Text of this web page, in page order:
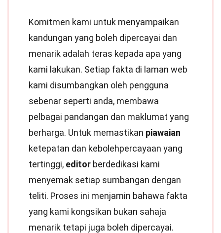
Komitmen kami untuk menyampaikan
kandungan yang boleh dipercayai dan
menarik adalah teras kepada apa yang
kami lakukan. Setiap fakta di laman web
kami disumbangkan oleh pengguna
sebenar seperti anda, membawa
pelbagai pandangan dan maklumat yang
berharga. Untuk memastikan piawaian
ketepatan dan kebolehpercayaan yang
tertinggi, editor berdedikasi kami
menyemak setiap sumbangan dengan
teliti. Proses ini menjamin bahawa fakta
yang kami kongsikan bukan sahaja
menarik tetapi juga boleh dipercayai.